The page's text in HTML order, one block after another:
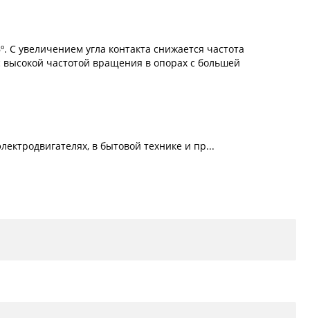
увеличением угла контакта снижается частота
частотой вращения в опорах с большей
в бытовой технике и пр...